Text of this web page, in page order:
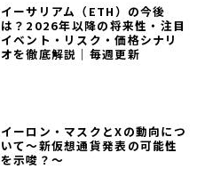
イーサリアム（ETH）の今後
は？2026年以降の将来性・注目
イベント・リスク・価格シナリ
オを徹底解説｜毎週更新
イーロン・マスクとXの動向につ
いて～新仮想通貨発表の可能性
を示唆？～